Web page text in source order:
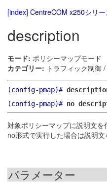
[index] CentreCOM x250シリ
description
モード: ポリシーマップモード
カテゴリー: トラフィック制御
(config-pmap)#
(config-pmap)# no
対象ポリシーマップに説明文を
no形式で実行した場合は説明文
パラメーター